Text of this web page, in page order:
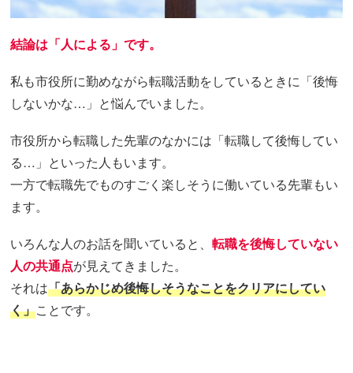
結論は「人による」です。
私も市役所に勤めながら転職活動をしているときに「後悔
しないかな…」と悩んでいました。
市役所から転職した先輩のなかには「転職して後悔してい
る…」といった人もいます。
一方で転職先でものすごく楽しそうに働いている先輩もい
ます。
いろんな人のお話を聞いていると、転職を後悔していない
人の共通点が見えてきました。
それは「あらかじめ後悔しそうなことをクリアにしてい
く」ことです。